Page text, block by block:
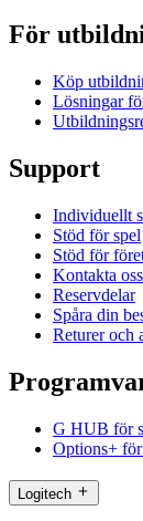
För
Köp
Lösningar
Support
Individuellt
Stöd för spel
Stöd för
Kontakta oss
Reservdelar
Spåra din
Returer och
G HUB för
Options+ för
Logitech